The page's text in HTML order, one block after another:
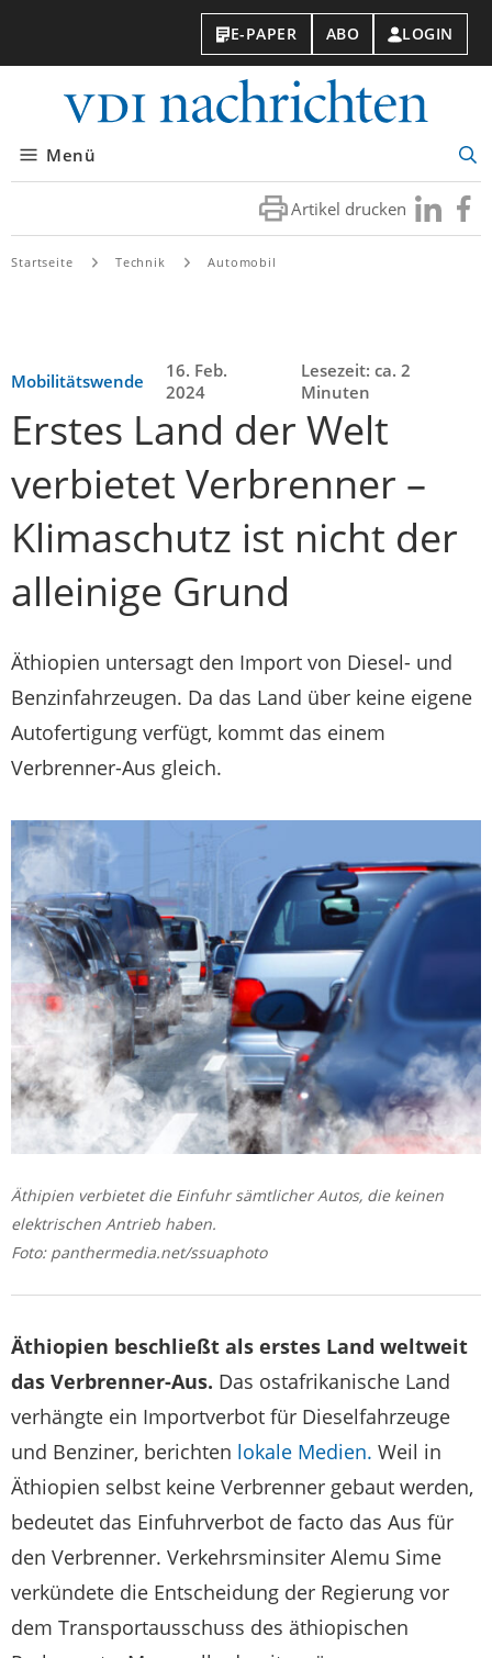
E-PAPER ABO LOGIN
Menü
Artikel drucken Besuchen
Sie
Sie
Startseite Technik Automobil
Mobilitätswende
16. Feb.
2024
Lesezeit: ca. 2
Minuten
Erstes Land der Welt
verbietet Verbrenner –
Klimaschutz ist nicht der
alleinige Grund
Äthiopien untersagt den Import von Diesel- und
Benzinfahrzeugen. Da das Land über keine eigene
Autofertigung verfügt, kommt das einem
Verbrenner-Aus gleich.
Äthipien verbietet die Einfuhr sämtlicher Autos, die keinen
elektrischen Antrieb haben.
Foto: panthermedia.net/ssuaphoto
Äthiopien beschließt als erstes Land weltweit
das Verbrenner-Aus. Das ostafrikanische Land
verhängte ein Importverbot für Dieselfahrzeuge
und Benziner, berichten lokale Medien. Weil in
Äthiopien selbst keine Verbrenner gebaut werden,
bedeutet das Einfuhrverbot de facto das Aus für
den Verbrenner. Verkehrsminsiter Alemu Sime
verkündete die Entscheidung der Regierung vor
dem Transportausschuss des äthiopischen